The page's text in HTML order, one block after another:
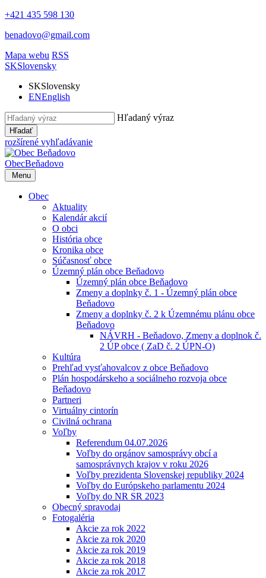
+421 435 598 130
benadovo@gmail.com
Mapa webu RSS
SKSlovensky
SKSlovensky
ENEnglish
Hľadaný výraz
Hľadať
rozšírené vyhľadávanie
ObecBeňadovo
Menu
Obec
Aktuality
Kalendár akcií
O obci
História obce
Kronika obce
Súčasnosť obce
Územný plán obce Beňadovo
Územný plán obce Beňadovo
Zmeny a doplnky č. 1 - Územný plán obce
Beňadovo
Zmeny a doplnky č. 2 k Územnému plánu obce
Beňadovo
NÁVRH - Beňadovo, Zmeny a doplnok č.
2 ÚP obce ( ZaD č. 2 ÚPN-O)
Kultúra
Prehľad vysťahovalcov z obce Beňadovo
Plán hospodárskeho a sociálneho rozvoja obce
Beňadovo
Partneri
Virtuálny cintorín
Civilná ochrana
Voľby
Referendum 04.07.2026
Voľby do orgánov samosprávy obcí a
samosprávnych krajov v roku 2026
Voľby prezidenta Slovenskej republiky 2024
Voľby do Európskeho parlamentu 2024
Voľby do NR SR 2023
Obecný spravodaj
Fotogaléria
Akcie za rok 2022
Akcie za rok 2020
Akcie za rok 2019
Akcie za rok 2018
Akcie za rok 2017